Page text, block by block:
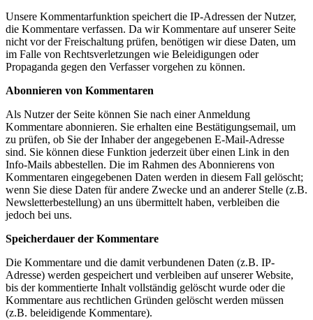
Unsere Kommentarfunktion speichert die IP-Adressen der Nutzer,
die Kommentare verfassen. Da wir Kommentare auf unserer Seite
nicht vor der Freischaltung prüfen, benötigen wir diese Daten, um
im Falle von Rechtsverletzungen wie Beleidigungen oder
Propaganda gegen den Verfasser vorgehen zu können.
Abonnieren von Kommentaren
Als Nutzer der Seite können Sie nach einer Anmeldung
Kommentare abonnieren. Sie erhalten eine Bestätigungsemail, um
zu prüfen, ob Sie der Inhaber der angegebenen E-Mail-Adresse
sind. Sie können diese Funktion jederzeit über einen Link in den
Info-Mails abbestellen. Die im Rahmen des Abonnierens von
Kommentaren eingegebenen Daten werden in diesem Fall gelöscht;
wenn Sie diese Daten für andere Zwecke und an anderer Stelle (z.B.
Newsletterbestellung) an uns übermittelt haben, verbleiben die
jedoch bei uns.
Speicherdauer der Kommentare
Die Kommentare und die damit verbundenen Daten (z.B. IP-
Adresse) werden gespeichert und verbleiben auf unserer Website,
bis der kommentierte Inhalt vollständig gelöscht wurde oder die
Kommentare aus rechtlichen Gründen gelöscht werden müssen
(z.B. beleidigende Kommentare).